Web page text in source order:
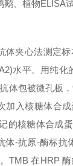
鹅、植物ELISA
体夹心法测定标
水平。用纯化
抗体包被微孔板
加入核糖体合
的核糖体合成
体-抗原-酶标抗
TMB 在HRP